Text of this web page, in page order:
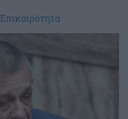
Επικαιρότητα